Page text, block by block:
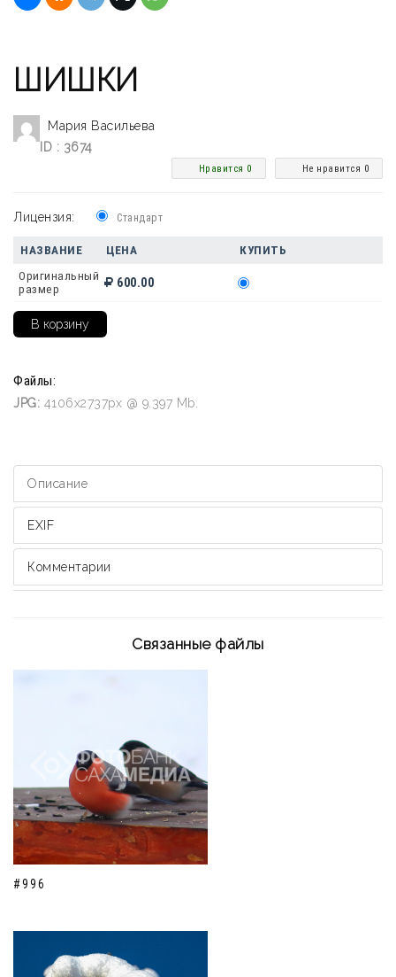
ШИШКИ
Мария Васильева
ID : 3674
Не нравится 0
Нравится 0
Лицензия: Стандарт
НАЗВАНИЕ ЦЕНА
КУПИТЬ
Оригинальный
размер
600.00
Файлы:
JPG: 4106x2737px @ 9.397 Mb.
Описание
EXIF
Комментарии
Связанные файлы
#996